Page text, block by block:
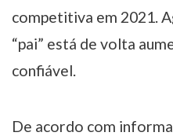
competitiva em 2021.
“pai” está de volta
confiável.
De acordo com